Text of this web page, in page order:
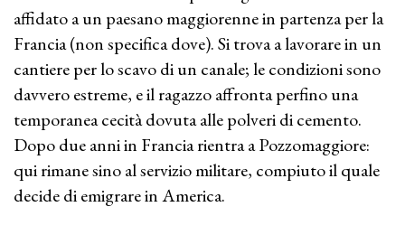
affidato a un paesano maggiorenne in partenza per la
Francia (non specifica dove). Si trova a lavorare in un
cantiere per lo scavo di un canale; le condizioni sono
davvero estreme, e il ragazzo affronta perfino una
temporanea cecità dovuta alle polveri di cemento.
Dopo due anni in Francia rientra a Pozzomaggiore:
qui rimane sino al servizio militare, compiuto il quale
decide di emigrare in America.